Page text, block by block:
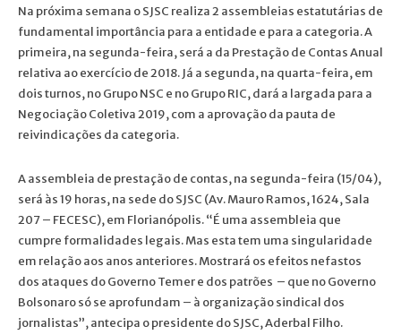
Na próxima semana o SJSC realiza 2 assembleias estatutárias de
fundamental importância para a entidade e para a categoria. A
primeira, na segunda-feira, será a da Prestação de Contas Anual
relativa ao exercício de 2018. Já a segunda, na quarta-feira, em
dois turnos, no Grupo NSC e no Grupo RIC, dará a largada para a
Negociação Coletiva 2019, com a aprovação da pauta de
reivindicações da categoria.
A assembleia de prestação de contas, na segunda-feira (15/04),
será às 19 horas, na sede do SJSC (Av. Mauro Ramos, 1624, Sala
207 – FECESC), em Florianópolis. “É uma assembleia que
cumpre formalidades legais. Mas esta tem uma singularidade
em relação aos anos anteriores. Mostrará os efeitos nefastos
dos ataques do Governo Temer e dos patrões – que no Governo
Bolsonaro só se aprofundam – à organização sindical dos
jornalistas”, antecipa o presidente do SJSC, Aderbal Filho.